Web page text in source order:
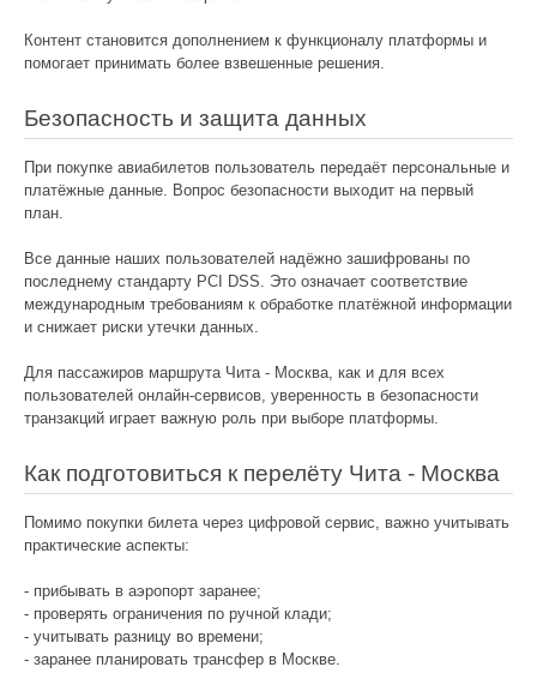
Контент становится дополнением к функционалу платформы и
помогает принимать более взвешенные решения.
Безопасность и защита данных
При покупке авиабилетов пользователь передаёт персональные и
платёжные данные. Вопрос безопасности выходит на первый
план.
Все данные наших пользователей надёжно зашифрованы по
последнему стандарту PCI DSS. Это означает соответствие
международным требованиям к обработке платёжной информации
и снижает риски утечки данных.
Для пассажиров маршрута Чита - Москва, как и для всех
пользователей онлайн-сервисов, уверенность в безопасности
транзакций играет важную роль при выборе платформы.
Как подготовиться к перелёту Чита - Москва
Помимо покупки билета через цифровой сервис, важно учитывать
практические аспекты:
- прибывать в аэропорт заранее;
- проверять ограничения по ручной клади;
- учитывать разницу во времени;
- заранее планировать трансфер в Москве.